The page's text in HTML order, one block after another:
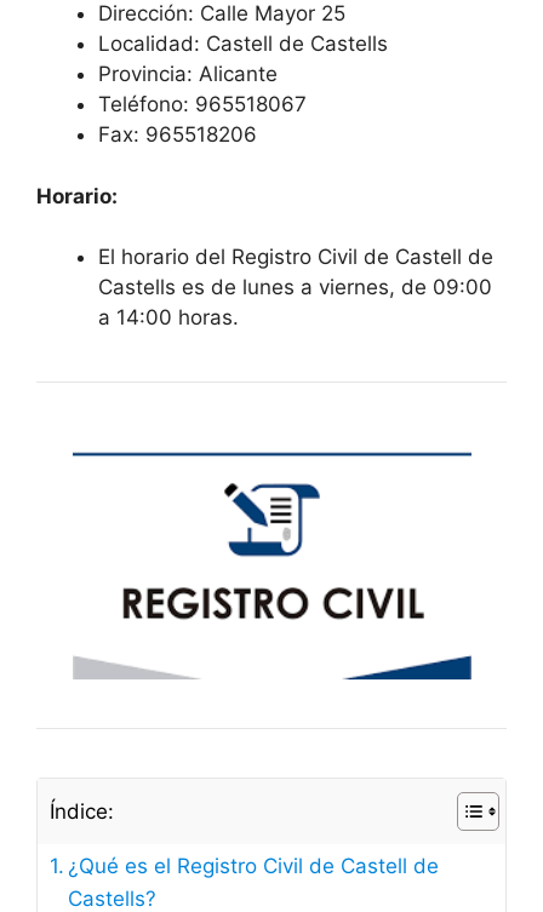
Dirección: Calle Mayor 25
Localidad: Castell de Castells
Provincia: Alicante
Teléfono: 965518067
Fax: 965518206
Horario:
El horario del Registro Civil de Castell de
Castells es de lunes a viernes, de 09:00
a 14:00 horas.
Índice:
¿Qué es el Registro Civil de Castell de
Castells?